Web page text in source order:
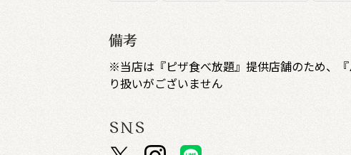
備考
※当店は『ピザ食べ放題』提供店舗のため、
り扱いがございません
SNS